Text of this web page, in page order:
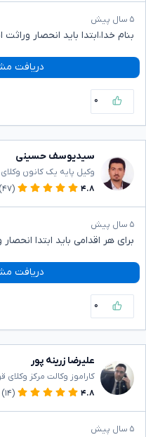
۵ سال پیش
بنام خدا،ابتدا باید انحصار
دریافت
۰
سیدیوسف حسینی
وکیل پایه یک کانون
۴.۸
(۴۷)
۵ سال پیش
برای هر اقدامی باید ابتدا
دریافت
۰
علیرضا زرینه پور
کاراموز وکالت مرکز وکلای
۴.۸
(۱۴)
۵ سال پیش